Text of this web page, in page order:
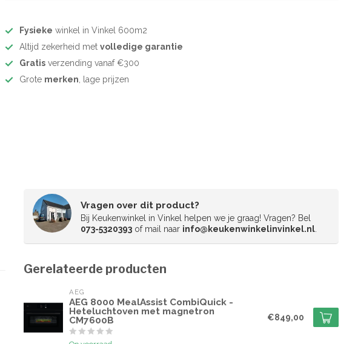
Fysieke winkel in Vinkel 600m2
Altijd zekerheid metvolledige garantie
Gratis verzending vanaf €300
Grote merken , lage prijzen
Vragen over dit product?
Bij Keukenwinkel in Vinkel helpen we je graag! Vragen? Bel
073-5320393 of mail naar info@keukenwinkelinvinkel.nl
Gerelateerde producten
AEG
AEG 8000 MealAssist CombiQuick -
Heteluchtoven met magnetron
CM7600B
€849,00